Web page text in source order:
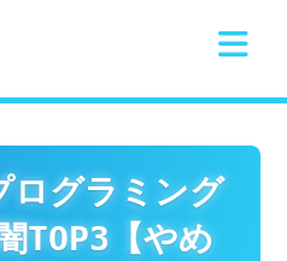
ログラミング
TOP3【やめ